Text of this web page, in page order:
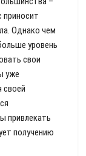
приносит
Однако чем
уровень
свои
уже
своей
привлекать
получению